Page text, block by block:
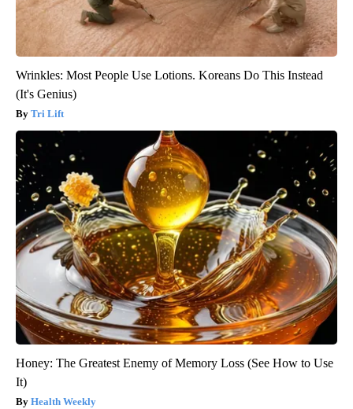
Wrinkles: Most People Use Lotions. Koreans Do This Instead
(It's Genius)
Tri Lift
Honey: The Greatest Enemy of Memory Loss (See How to Use
It)
Health Weekly